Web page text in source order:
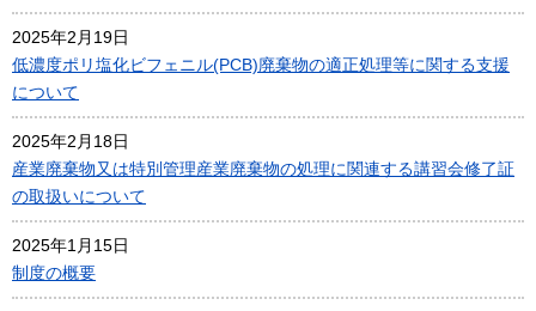
2025年2月19日
低濃度ポリ塩化ビフェニル(PCB)廃棄物の適正処理等に関する支援
について
2025年2月18日
産業廃棄物又は特別管理産業廃棄物の処理に関連する講習会修了証
の取扱いについて
2025年1月15日
制度の概要